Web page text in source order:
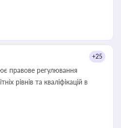
+25
правове регулювання
рівнів та кваліфікацій в